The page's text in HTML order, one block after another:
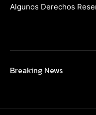
Algunos Derechos
Breaking News